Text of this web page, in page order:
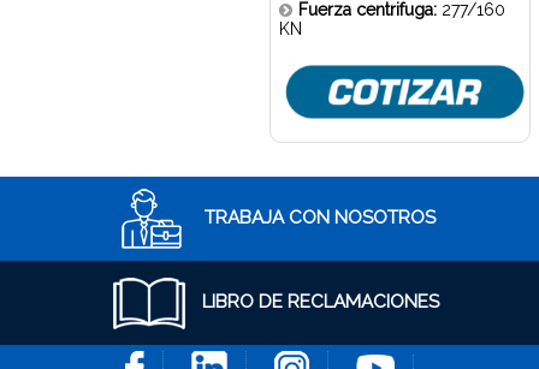
Fuerza centrifuga:277/160
KN
TRABAJA CON NOSOTROS
LIBRO DE RECLAMACIONES